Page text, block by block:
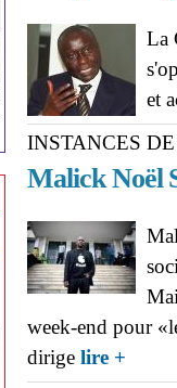
La
et
INSTANCES
Malick Noël
week-end pour
dirige lire +